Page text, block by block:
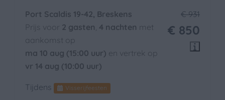
€ 931
€ 850
Port Scaldis 19-42, Breskens
Prijs voor 2 gasten, 4 nachten met
aankomst op
ma 10 aug (15:00 uur) en vertrek op
vr 14 aug (10:00 uur)
Tijdens Visserijfeesten